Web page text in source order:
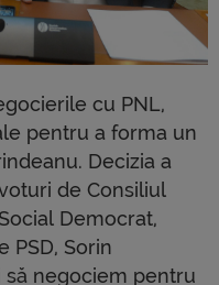
cu PNL,
pentru a forma un
Decizia a
de Consiliul
Democrat,
PSD, Sorin
să negociem pentru